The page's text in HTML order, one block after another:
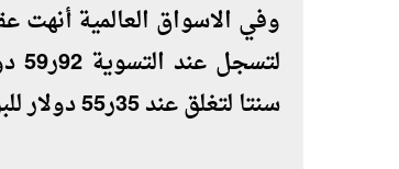
سنتا لتغلق عند 35ر55 دولار للبرميل.